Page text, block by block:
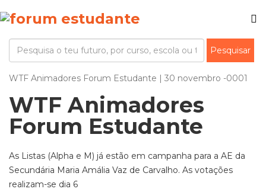
WTF Animadores Forum Estudante | 30 novembro -0001
WTF Animadores
Forum Estudante
As Listas (Alpha e M) já estão em campanha para a AE da
Secundária Maria Amália Vaz de Carvalho. As votações
realizam-se dia 6